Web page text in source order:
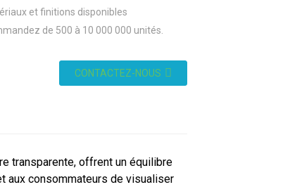
et finitions disponibles
de 500 à 10 000 000 unités.
CONTACTEZ-NOUS
transparente, offrent un équilibre
aux consommateurs de visualiser